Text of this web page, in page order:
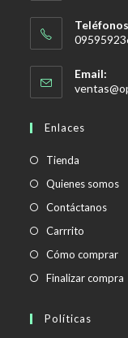
Email:
Enlaces
Tienda
Quienes somos
Contáctanos
Carrrito
Cómo comprar
Finalizar compra
Políticas